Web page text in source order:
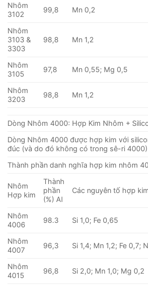
Nhôm
3102
99,8 Mn 0,2
Nhôm
3103 &
3303
98,8 Mn 1,2
Nhôm
3105
97,8 Mn 0,55; Mg 0,5
Nhôm
3203
98,8 Mn 1,2
Dòng Nhôm 4000: Hợp Kim Nhôm +
Dòng Nhôm 4000 được hợp kim với
đúc (và do đó không có trong sê-ri
Thành phần danh nghĩa hợp kim nhôm
Nhôm
Hợp kim
Thành
phần
(%) Al
Các nguyên tố hợp
Nhôm
4006
98.3 Si 1,0; Fe 0,65
Nhôm
4007
96,3 Si 1,4; Mn 1,2; Fe 0,7;
Nhôm
4015
96,8 Si 2,0; Mn 1,0; Mg 0,2